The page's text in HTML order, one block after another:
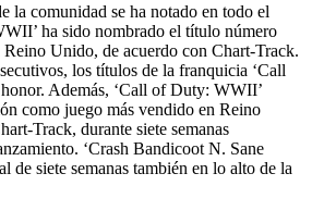
la comunidad se ha notado en todo el
ha sido nombrado el título número
Unido, de acuerdo con Chart-Track.
los títulos de la franquicia ‘Call
Además, ‘Call of Duty: WWII’
como juego más vendido en Reino
Track, durante siete semanas
‘Crash Bandicoot N. Sane
de siete semanas también en lo alto de la